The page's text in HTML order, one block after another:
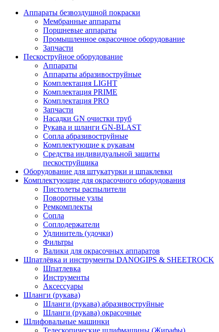
Аппараты безвоздушной покраски
Мембранные аппараты
Поршневые аппараты
Промышленное окрасочное оборудование
Запчасти
Пескоструйное оборудование
Аппараты
Аппараты абразивоструйные
Комплектация LIGHT
Комплектация PRIME
Комплектация PRO
Запчасти
Насадки GN очистки труб
Рукава и шланги GN-BLAST
Сопла абразивоструйные
Комплектующие к рукавам
Средства индивидуальной защиты
пескоструйщика
Оборудование для штукатурки и шпаклевки
Комплектующие для окрасочного оборудования
Пистолеты распылители
Поворотные узлы
Ремкомплекты
Сопла
Соплодержатели
Удлинитель (удочки)
Фильтры
Валики для окрасочных аппаратов
Шпатлёвка и инструменты DANOGIPS & SHEETROCK
Шпатлевка
Инструменты
Аксессуары
Шланги (рукава)
Шланги (рукава) абразивоструйные
Шланги (рукава) окрасочные
Шлифовальные машинки
Телескопические шлифмашины (Жирафы)